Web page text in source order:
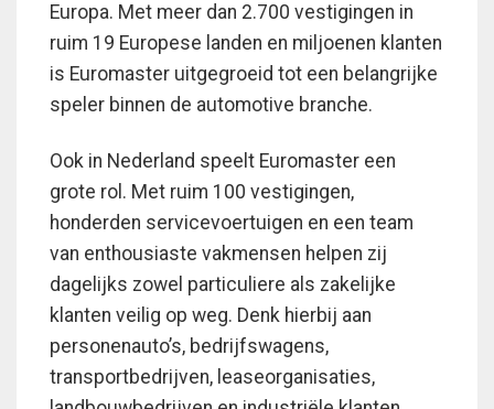
Europa. Met meer dan 2.700 vestigingen in
ruim 19 Europese landen en miljoenen klanten
is Euromaster uitgegroeid tot een belangrijke
speler binnen de automotive branche.
Ook in Nederland speelt Euromaster een
grote rol. Met ruim 100 vestigingen,
honderden servicevoertuigen en een team
van enthousiaste vakmensen helpen zij
dagelijks zowel particuliere als zakelijke
klanten veilig op weg. Denk hierbij aan
personenauto’s, bedrijfswagens,
transportbedrijven, leaseorganisaties,